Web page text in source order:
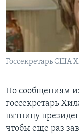
Learning English
СОЦИАЛЬНЫЕ СЕТИ
Языки
Госсекретарь США
По сообщениям
госсекретарь
пятницу
чтобы еще раз